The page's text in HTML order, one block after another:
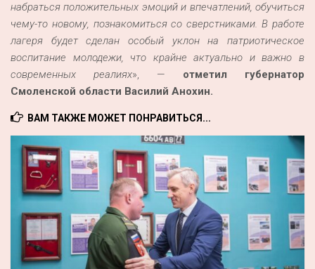
набраться положительных эмоций и впечатлений, обучиться
чему-то новому, познакомиться со сверстниками.В работе
лагеря будет сделан особый уклон на патриотическое
воспитание молодежи, что крайне актуально и важно в
современных реалиях», — отметил губернатор
Смоленской области Василий Анохин.
ВАМ ТАКЖЕ МОЖЕТ ПОНРАВИТЬСЯ...